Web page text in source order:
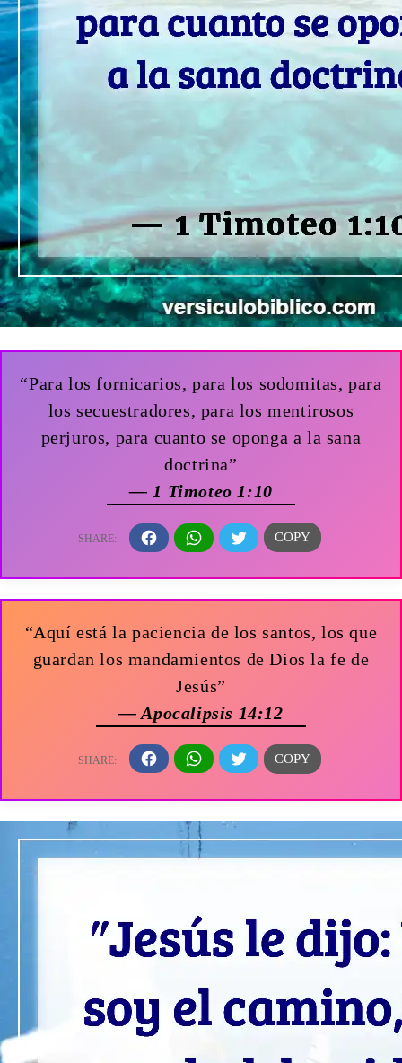
“Para los fornicarios, para los sodomitas, para
los secuestradores, para los mentirosos
perjuros, para cuanto se oponga a la sana
doctrina”
— 1 Timoteo 1:10
“Aquí está la paciencia de los santos, los que
guardan los mandamientos de Dios la fe de
Jesús”
— Apocalipsis 14:12